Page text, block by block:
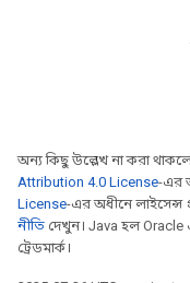
অন্য কিছু উল্লেখ না করা
Attribution 4.0 License-এর
License-এর অধীনে লাইসেন্স
নীতি দেখুন। Java হল Oracle
ট্রেডমার্ক।